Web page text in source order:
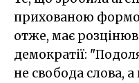
прихованою
отже, має
демократії:
не свобода слова,